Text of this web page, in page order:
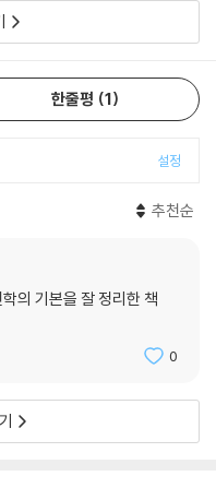
더불어 공교회를 향한 사랑
님의 신부인 교회를 사랑하며
가 그려내는 이 새로운 세계, 정
에는 낯설게 느껴지는 세계를
.
한줄평 1
설정
추천순
의 기본을 잘 정리한 책
0